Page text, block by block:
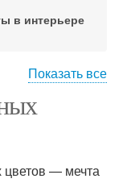
в интерьере
Показать все
цветов — мечта